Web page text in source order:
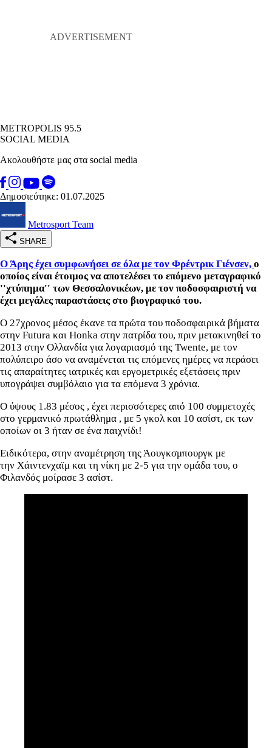
METROPOLIS 95.5
SOCIAL MEDIA
Ακολουθήστε μας στα social media
Δημοσιεύτηκε: 01.07.2025
Metrosport Team
SHARE
Ο Άρης έχει συμφωνήσει σε όλα με τον Φρέντρικ Γιένσεν, ο
οποίος είναι έτοιμος να αποτελέσει το επόμενο μεταγραφικό
''χτύπημα'' των Θεσσαλονικέων, με τον ποδοσφαιριστή να
έχει μεγάλες παραστάσεις στο βιογραφικό του.
Ο 27χρονος μέσος έκανε τα πρώτα του ποδοσφαιρικά βήματα
στην Futura και Honka στην πατρίδα του, πριν μετακινηθεί το
2013 στην Ολλανδία για λογαριασμό της Twente, με τον
πολύπειρο άσο να αναμένεται τις επόμενες ημέρες να περάσει
τις απαραίτητες ιατρικές και εργομετρικές εξετάσεις πριν
υπογράψει συμβόλαιο για τα επόμενα 3 χρόνια.
Ο ύψους 1.83 μέσος , έχει περισσότερες από 100 συμμετοχές
στο γερμανικό πρωτάθλημα , με 5 γκολ και 10 ασίστ, εκ των
οποίων οι 3 ήταν σε ένα παιχνίδι!
Ειδικότερα, στην αναμέτρηση της Άουγκσμπουργκ με
την Χάιντενχαϊμ και τη νίκη με 2-5 για την ομάδα του, ο
Φιλανδός μοίρασε 3 ασίστ.